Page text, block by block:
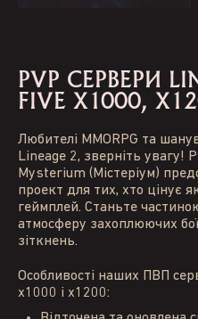
PVP СЕРВЕРИ
FIVE X1000,
Любителі MMORPG та
Lineage 2, зверніть увагу!
Mysterium (Містеріум)
проект для тих, хто цінує
геймплей. Станьте
атмосферу захоплюючих
зіткнень.
Особливості наших ПВП
x1000 і x1200: